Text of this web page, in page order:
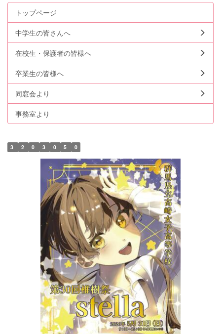
トップページ
中学生の皆さんへ
在校生・保護者の皆様へ
卒業生の皆様へ
同窓会より
事務室より
3 2 0 3 0 5 0